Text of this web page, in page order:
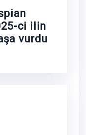
ci ilin
vurdu